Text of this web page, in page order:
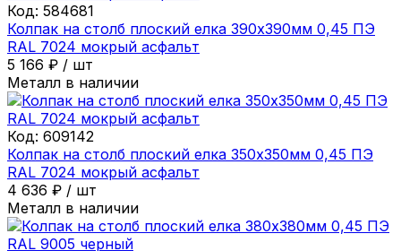
Код: 584681
Колпак на столб плоский елка 390х390мм 0,45 ПЭ
RAL 7024 мокрый асфальт
5 166 ₽ / шт
Металл в наличии
Код: 609142
Колпак на столб плоский елка 350х350мм 0,45 ПЭ
RAL 7024 мокрый асфальт
4 636 ₽ / шт
Металл в наличии